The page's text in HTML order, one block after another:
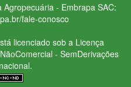
Agropecuária - Embrapa SAC:
fale-conosco
licenciado sob a Licença
- SemDerivações